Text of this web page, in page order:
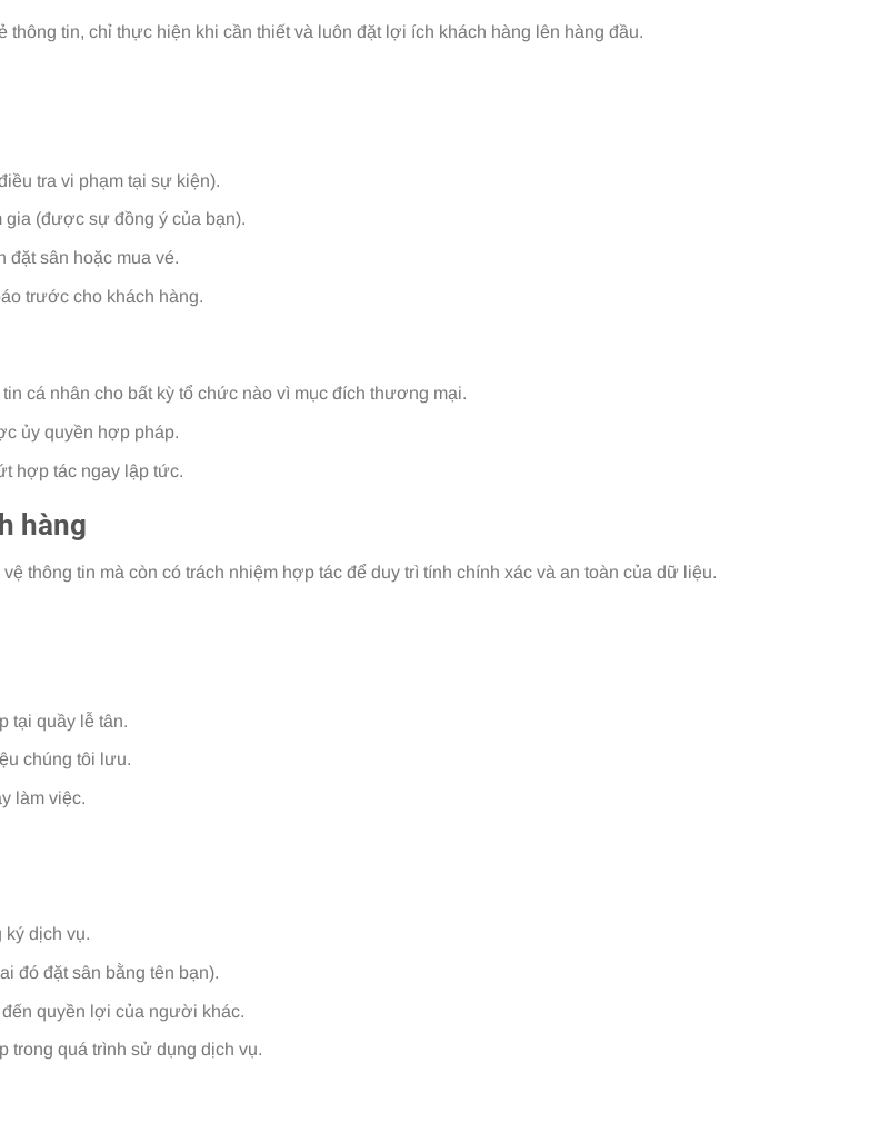
tin, chỉ thực hiện khi cần thiết và luôn đặt lợi ích khách hàng lên hàng đầu.
tra vi phạm tại sự kiện).
(được sự đồng ý của bạn).
đặt sân hoặc mua vé.
trước cho khách hàng.
cá nhân cho bất kỳ tổ chức nào vì mục đích thương mại.
ủy quyền hợp pháp.
hợp tác ngay lập tức.
hàng
thông tin mà còn có trách nhiệm hợp tác để duy trì tính chính xác và an toàn của dữ liệu.
tại quầy lễ tân.
chúng tôi lưu.
làm việc.
ký dịch vụ.
đó đặt sân bằng tên bạn).
quyền lợi của người khác.
trong quá trình sử dụng dịch vụ.